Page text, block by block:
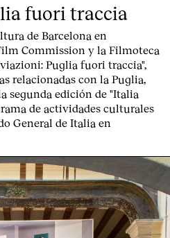
fuori traccia
de Barcelona en
Commission y la Filmoteca
Puglia fuori traccia",
relacionadas con la Puglia
segunda edición de "Italia
de actividades culturales
General de Italia en